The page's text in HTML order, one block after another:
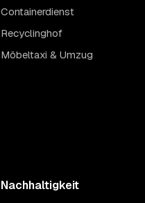
Containerdienst
Recyclinghof
Möbeltaxi & Umzug
Nachhaltigkeit